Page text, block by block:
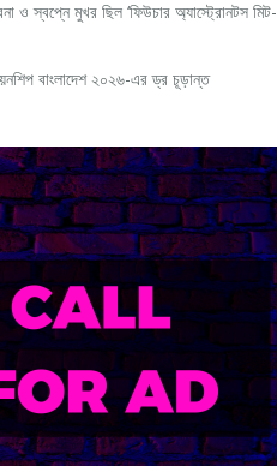
ও স্বপ্নে মুখর ছিল ‘ফিউচার অ্যাস্ট্রোনটস মিট-
বাংলাদেশ ২০২৬-এর ড্র চূড়ান্ত